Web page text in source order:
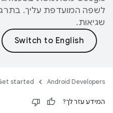
לשפה המועדפת עליך.
שגיאות.
Android Developers
started
המידע עזר לך?